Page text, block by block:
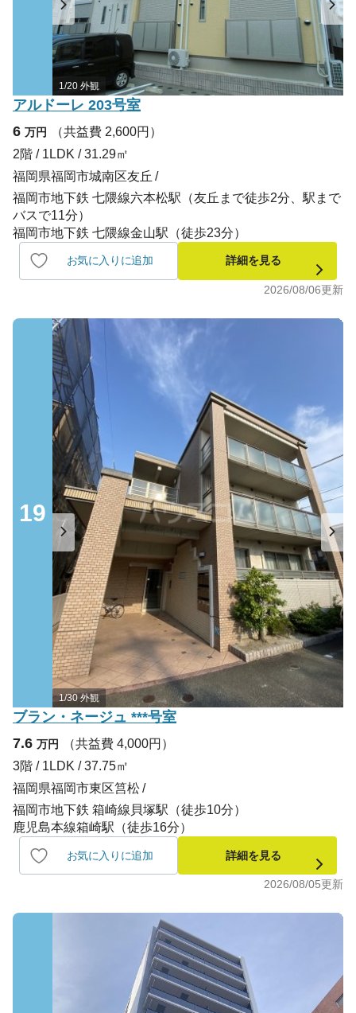
1/20 外観
アルドーレ 203号室
6 万円
（共益費 2,600円）
2階 / 1LDK / 31.29㎡
福岡県福岡市城南区友丘
福岡市地下鉄 七隈線六本松駅（友丘まで徒歩2分、駅まで
バスで11分）
福岡市地下鉄 七隈線金山駅（徒歩23分）
お気に入りに追加 詳細を見る
2026/08/06更新
19
1/30 外観
ブラン・ネージュ ***号室
7.6 万円
（共益費 4,000円）
3階 / 1LDK / 37.75㎡
福岡県福岡市東区筥松
福岡市地下鉄 箱崎線貝塚駅（徒歩10分）
鹿児島本線箱崎駅（徒歩16分）
お気に入りに追加 詳細を見る
2026/08/05更新